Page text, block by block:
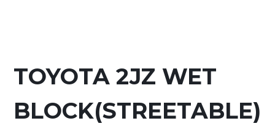
TOYOTA 2JZ WET
BLOCK(STREETABLE)